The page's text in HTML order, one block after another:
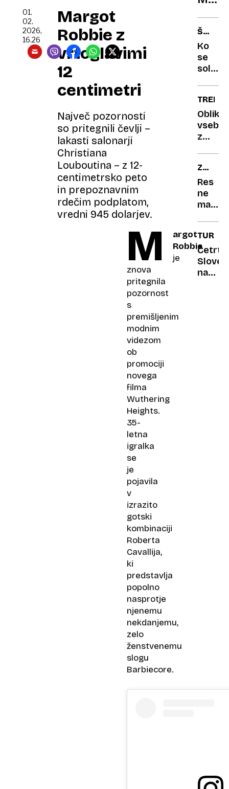
Margot
Robbie z
vrtoglavimi
12
centimetri
Največ pozornosti
so pritegnili čevlji –
lakasti salonarji
Christiana
Louboutina – z 12-
centimetrsko peto
in prepoznavnim
rdečim podplatom,
vredni 945 dolarjev.
01.
02.
2026,
16.26
M
argot
Robbie
je
znova
pritegnila
pozornost
s
premišljenim
modnim
videzom
ob
promociji
novega
filma
Wuthering
Heights.
35-
letna
igralka
se
je
pojavila
v
izrazito
gotski
kombinaciji
Roberta
Cavallija,
ki
predstavlja
popolno
nasprotje
njenemu
nekdanjemu,
zelo
ženstvenemu
slogu
Barbiecore.
domu
ki je
in
ŠE
NA
ODRU
Ko
se
sol
burjo:
Elda
Viler
od
TREND
vsebin
z
UI v
Res
ne
marate
ali
gre
za z
delom
na